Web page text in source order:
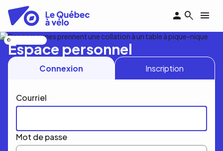
contenu
principal
Espace personnel
Connexion Inscription
Courriel
Mot de passe